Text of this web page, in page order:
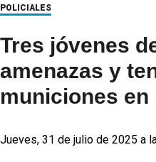
POLICIALES
Tres jóvenes
amenazas y
municiones en
Jueves, 31 de julio de 2025 a